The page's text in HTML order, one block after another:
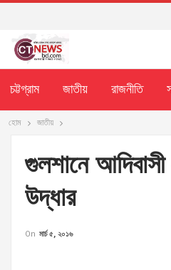
চট্টগ্রাম জাতীয় রাজনীতি
হোম জাতীয়
গুলশানে
উদ্ধার
On মার্চ ৫, ২০১৬